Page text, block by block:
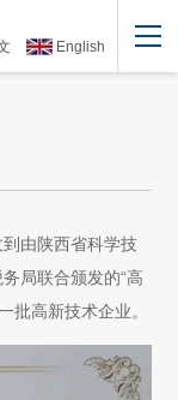
English
由陕西省科学技
局联合颁发的“高
批高新技术企业。